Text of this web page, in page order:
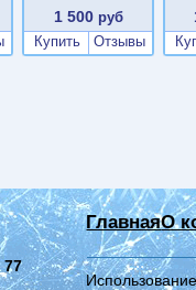
1 500руб
Купить
Отзывы
77
ГлавнаяО